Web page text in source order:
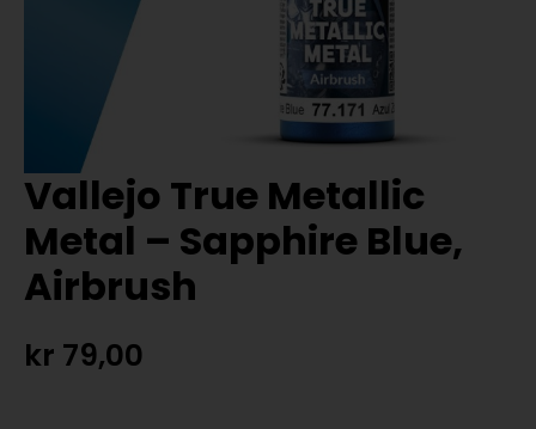
Vallejo True Metallic
Metal – Sapphire Blue,
Airbrush
kr 79,00